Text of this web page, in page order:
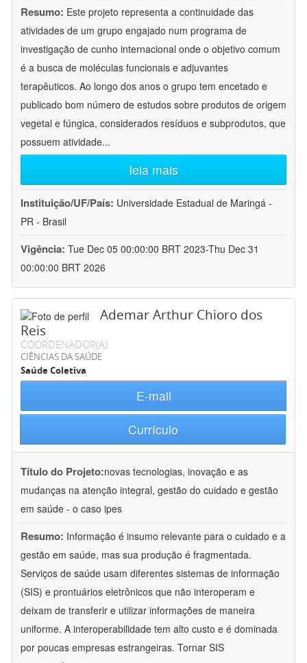
Resumo: Este projeto representa a continuidade das
atividades de um grupo engajado num programa de
investigação de cunho internacional onde o objetivo comum
é a busca de moléculas funcionais e adjuvantes
terapêuticos. Ao longo dos anos o grupo tem encetado e
publicado bom número de estudos sobre produtos de origem
vegetal e fúngica, considerados resíduos e subprodutos, que
possuem atividade...
leia mais
Instituição/UF/País: Universidade Estadual de Maringá -
PR - Brasil
Vigência: Tue Dec 05 00:00:00 BRT 2023-Thu Dec 31
00:00:00 BRT 2026
Ademar Arthur Chioro dos
Reis
COORDENADOR(A)
CIÊNCIAS DA SAÚDE
Saúde Coletiva
E-mail
Currículo
Título do Projeto:novas tecnologias, inovação e as
mudanças na atenção integral, gestão do cuidado e gestão
em saúde - o caso ipes
Resumo: Informação é insumo relevante para o cuidado e a
gestão em saúde, mas sua produção é fragmentada.
Serviços de saúde usam diferentes sistemas de informação
(SIS) e prontuários eletrônicos que não interoperam e
deixam de transferir e utilizar informações de maneira
uniforme. A interoperabilidade tem alto custo e é dominada
por poucas empresas estrangeiras. Tornar SIS